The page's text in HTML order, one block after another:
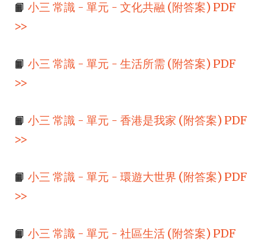
📙 小三 常識 - 單元 - 文化共融 (附答案) PDF
>>
📙 小三 常識 - 單元 - 生活所需 (附答案) PDF
>>
📙 小三 常識 - 單元 - 香港是我家 (附答案) PDF
>>
📙 小三 常識 - 單元 - 環遊大世界 (附答案) PDF
>>
📙 小三 常識 - 單元 - 社區生活 (附答案) PDF